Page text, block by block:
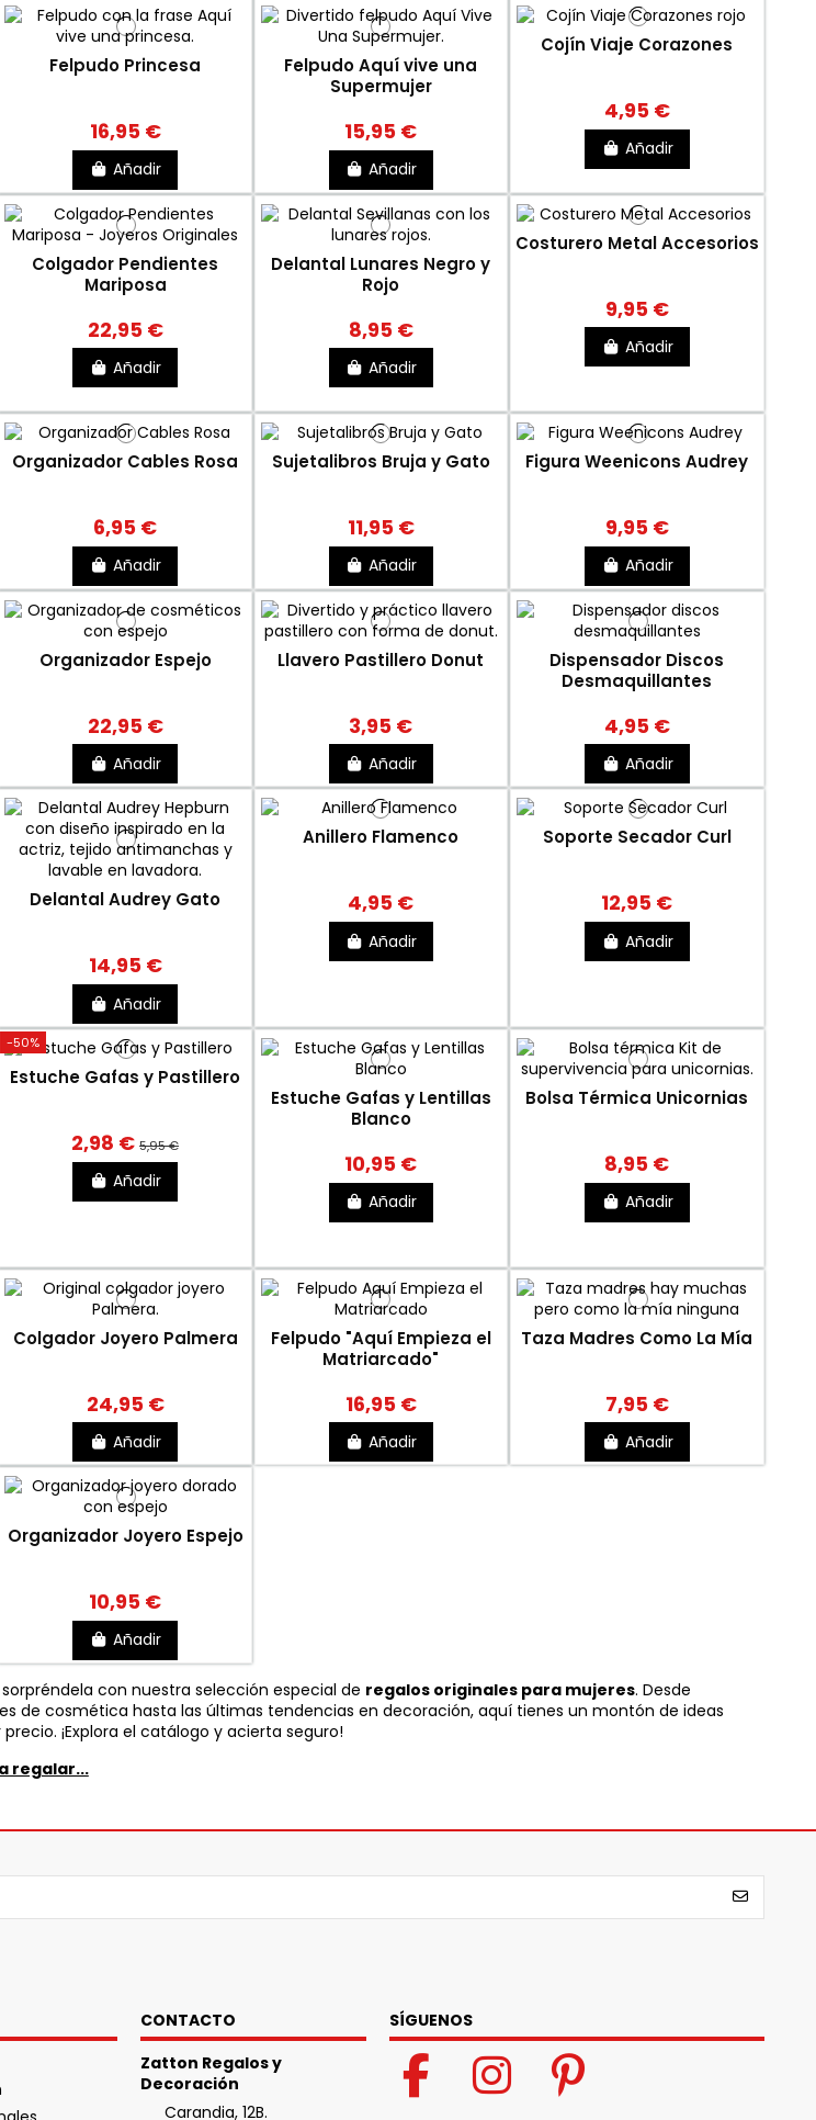
Felpudo Princesa
16,95 €
Añadir
Felpudo Aquí vive una
Supermujer
15,95 €
Añadir
Cojín Viaje Corazones
4,95 €
Añadir
Colgador Pendientes
Mariposa
22,95 €
Añadir
Delantal Lunares Negro y
Rojo
8,95 €
Añadir
Costurero Metal Accesorios
9,95 €
Añadir
Organizador Cables Rosa
6,95 €
Añadir
Sujetalibros Bruja y Gato
11,95 €
Añadir
Figura Weenicons Audrey
9,95 €
Añadir
Organizador Espejo
22,95 €
Añadir
Llavero Pastillero Donut
3,95 €
Añadir
Dispensador Discos
Desmaquillantes
4,95 €
Añadir
Delantal Audrey Gato
14,95 €
Añadir
Anillero Flamenco
4,95 €
Añadir
Soporte Secador Curl
12,95 €
Añadir
-50%
Estuche Gafas y Pastillero
2,98 €5,95 €
Añadir
Estuche Gafas y Lentillas
Blanco
10,95 €
Añadir
Bolsa Térmica Unicornias
8,95 €
Añadir
Colgador Joyero Palmera
24,95 €
Añadir
Felpudo "Aquí Empieza el
Matriarcado"
16,95 €
Añadir
Taza Madres Como La Mía
7,95 €
Añadir
Organizador Joyero Espejo
10,95 €
Añadir
con nuestra selección especial de regalos originales para mujeres. Desde
de cosmética hasta las últimas tendencias en decoración, aquí tienes un montón de ideas
¡Explora el catálogo y acierta seguro!
regalar...
CONTACTO
Zatton Regalos y
Decoración
Carandia, 12B.
SÍGUENOS